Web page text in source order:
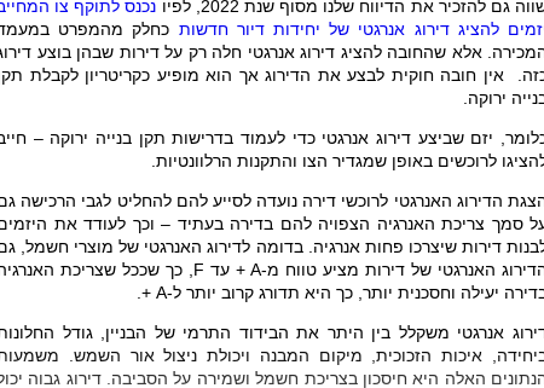
גם להזכיר את הדיווח שלנו מסוף שנת 2022, לפיו
נכנס לתוקף צו
להציג דירוג אנרגטי של יחידות דיור חדשות כחלק מהמפרט
אלא שהחובה להציג דירוג אנרגטי חלה רק על דירות שבהן בוצע
אין חובה חוקית לבצע את הדירוג אך הוא מופיע כקריטריון לקבלת
ירוקה.
יזם שביצע דירוג אנרגטי כדי לעמוד בדרישות תקן בנייה ירוקה –
לרוכשים באופן שמגדיר הצו והתקנות הרלוונטיות.
הדירוג האנרגטי לרוכשי דירה נועדה לסייע להם להחליט לגבי הרכישה
סמך צריכת האנרגיה הצפויה להם בדירה בעתיד – וכך לעודד את
דירות שיצרכו פחות אנרגיה. בדומה לדירוג האנרגטי של מוצרי חשמל,
האנרגטי של דירות מציע טווח מ-A+ עד F , כך שככל שצריכת
יעילה וחסכנית יותר, כך היא תדורג קרוב יותר ל-A
+.
אנרגטי משקלל בין היתר את הבידוד התרמי של הבניין, גודל
איכות הזכוכית, מיקום המבנה ויכולת ניצול אור השמש.
האלה היא חיסכון בצריכת חשמל ושמירה על הסביבה. דירוג גבוה